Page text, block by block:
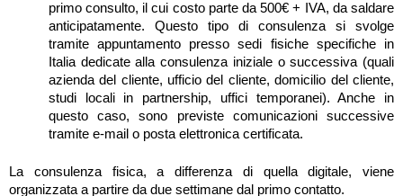
primo consulto, il cui costo parte da 500€ + IVA, da saldare
anticipatamente. Questo tipo di consulenza si svolge
tramite appuntamento presso sedi fisiche specifiche in
Italia dedicate alla consulenza iniziale o successiva (quali
azienda del cliente, ufficio del cliente, domicilio del cliente,
studi locali in partnership, uffici temporanei). Anche in
questo caso, sono previste comunicazioni successive
tramite e-mail o posta elettronica certificata.
La consulenza fisica, a differenza di quella digitale, viene
organizzata a partire da due settimane dal primo contatto.